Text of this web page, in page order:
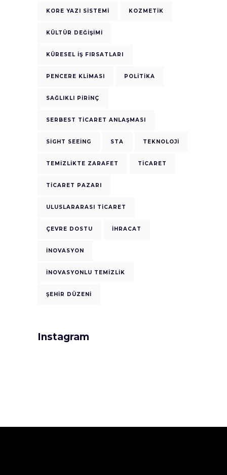
KORE YAZI SISTEMI KOZMETIK
KÜLTÜR DEĞIŞIMI
KÜRESEL İŞ FIRSATLARI
PENCERE KLIMASI POLITIKA
SAĞLIKLI PIRINÇ
SERBEST TICARET ANLAŞMASI
SIGHT SEEING STA TEKNOLOJI
TEMIZLIKTE ZARAFET TICARET
TICARET PAZARI
ULUSLARARASI TICARET
ÇEVRE DOSTU İHRACAT
İNOVASYON
İNOVASYONLU TEMIZLIK
ŞEHIR DÜZENI
Instagram